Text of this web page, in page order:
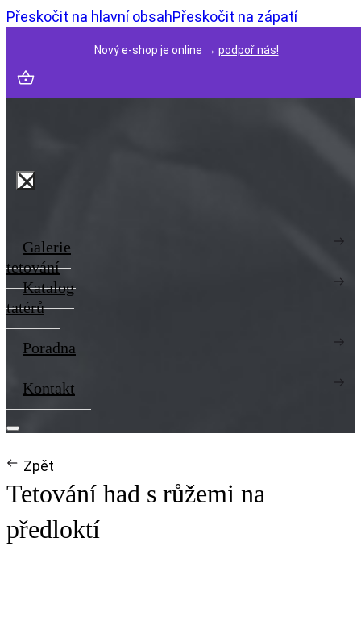
Přeskočit na hlavní obsahPřeskočit na zápatí
Nový e-shop je online → podpoř nás!
Galerie
tetování
Katalog
tatérů
Poradna
Kontakt
Zpět
Tetování had s růžemi na
předloktí